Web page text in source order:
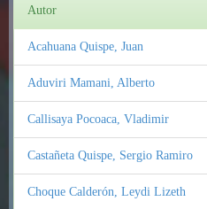
Autor
Acahuana Quispe, Juan
Aduviri Mamani, Alberto
Callisaya Pocoaca, Vladimir
Castañeta Quispe, Sergio Ramiro
Choque Calderón, Leydi Lizeth